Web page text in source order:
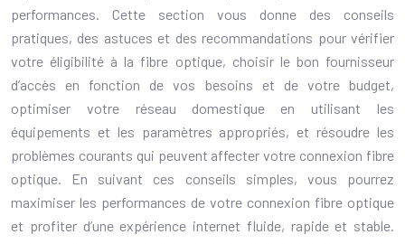
performances. Cette section vous donne des conseils
pratiques, des astuces et des recommandations pour vérifier
votre éligibilité à la fibre optique, choisir le bon fournisseur
d’accès en fonction de vos besoins et de votre budget,
optimiser votre réseau domestique en utilisant les
équipements et les paramètres appropriés, et résoudre les
problèmes courants qui peuvent affecter votre connexion fibre
optique. En suivant ces conseils simples, vous pourrez
maximiser les performances de votre connexion fibre optique
et profiter d’une expérience internet fluide, rapide et stable.